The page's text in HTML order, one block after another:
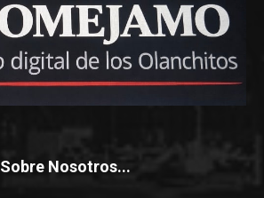
Sobre Nosotros...